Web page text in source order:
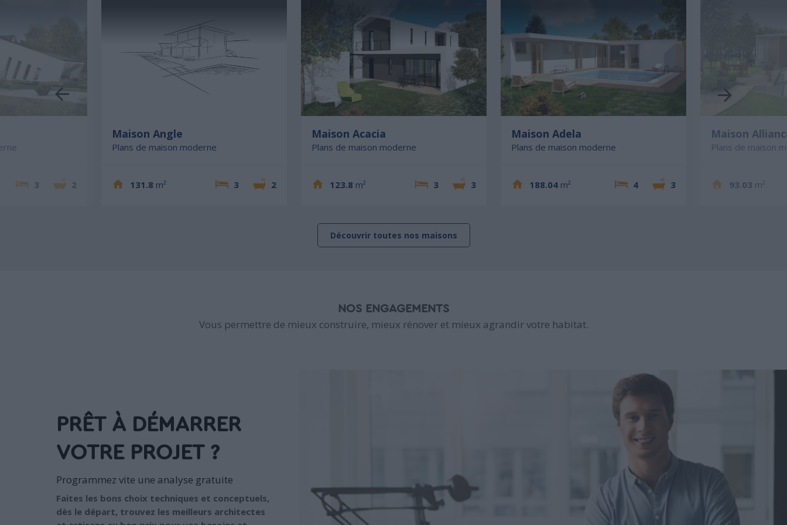
3 2
Maison Angle
Plans de maison moderne
131.8 m² 3 2
Maison Acacia
Plans de maison moderne
123.8 m² 3 3
Maison Adela
Plans de maison moderne
188.04 m² 4 3
Maison
Plans de maison
93.03 m²
Découvrir toutes nos maisons
NOS ENGAGEMENTS
Vous permettre de mieux construire, mieux rénover et mieux agrandir votre habitat.
PRÊT À DÉMARRER
VOTRE PROJET ?
Programmez vite une analyse gratuite
Faites les bons choix techniques et conceptuels,
dès le départ, trouvez les meilleurs architectes